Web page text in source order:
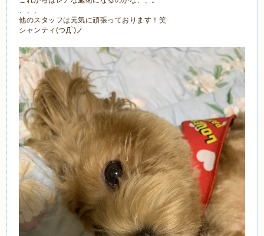
、、、
他のスタッフは元気に頑張っております！笑
シャンティ(つД`)ノ